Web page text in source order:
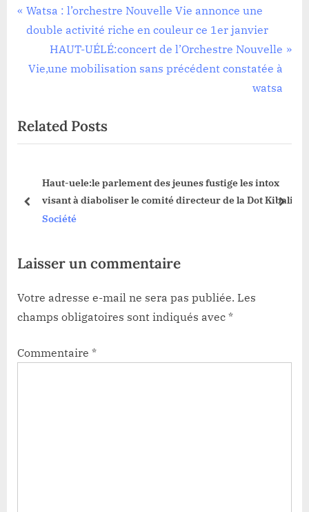
Société
Navigation
l’article
P
r
v
u
s
s
Watsa : l’orchestre Nouvelle Vie annonce une
double activité riche en couleur ce 1er janvier
N
e
P
o
t
:
HAUT-UÉLÉ:concert de l’Orchestre Nouvelle
Vie,une mobilisation sans précédent constatée à
watsa
Related Posts
parlement des jeunes fustige les intox
le comité directeur de la Dot Kibali
Haut-
chefs
prev next
Laisser un commentaire
Votre adresse e-mail ne sera pas publiée. Les
champs obligatoires sont indiqués avec *
Commentaire *